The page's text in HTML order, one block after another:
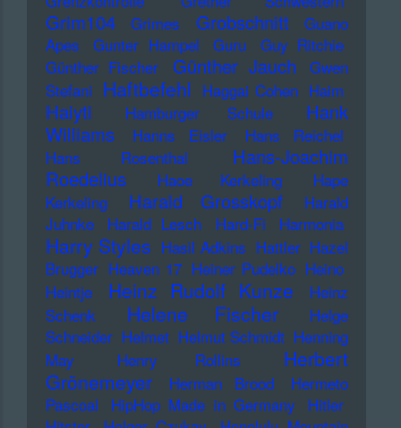
Grim104 Grimes Grobschnitt
Guano
Apes
Gunter Hampel Guru
Guy Ritchie
Günther Fischer
Günther Jauch
Gwen
Stefani Haftbefehl Haggai Cohen Haim
Haiyti Hamburger Schule
Hank
Williams
Hanns Eisler
Hans Reichel
Hans Rosenthal
Hans-Joachim
Roedelius
Haoe Kerkeling
Hape
Kerkeling
Harald Grosskopf
Harald
Juhnke
Harald Lesch Hard-Fi Harmonia
Harry Styles Hasil Adkins Hattler Hazel
Brugger Heaven 17 Heiner Pudelko Heino
Heintje
Heinz Rudolf Kunze
Heinz
Schenk
Helene Fischer
Helge
Schneider Helmet Helmut Schmidt Henning
May
Henry Rollins
Herbert
Grönemeyer
Herman Brood
Hermeto
Pascoal
HipHop Made in Germany
Hitler